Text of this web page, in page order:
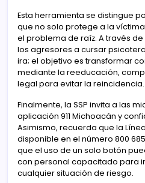
Esta herramienta se distingue
que no solo protege a la
el problema de raíz. A través
los agresores a cursar
ira; el objetivo es transformar
mediante la reeducación,
legal para evitar la reincidencia.
Finalmente, la SSP invita a las
aplicación 911 Michoacán y
Asimismo, recuerda que la
disponible en el número 800 685
que el uso de un solo botón
con personal capacitado para
cualquier situación de riesgo.